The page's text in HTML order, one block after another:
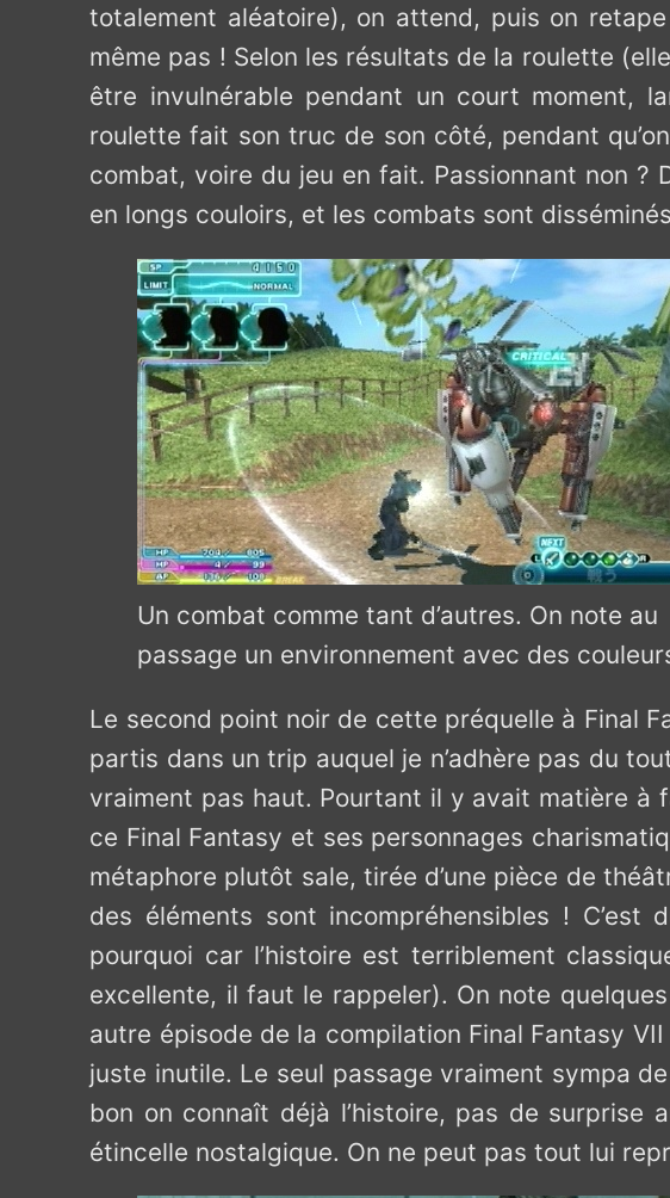
totalement aléatoire), on attend, puis on
même pas ! Selon les résultats de la roulette
être invulnérable pendant un court moment,
roulette fait son truc de son côté, pendant
combat, voire du jeu en fait. Passionnant non
en longs couloirs, et les combats sont
Un combat comme tant d’autres. On note au
passage un environnement avec des
Le second point noir de cette préquelle à Final
partis dans un trip auquel je n’adhère pas du
vraiment pas haut. Pourtant il y avait matière à
ce Final Fantasy et ses personnages
métaphore plutôt sale, tirée d’une pièce de
des éléments sont incompréhensibles !
pourquoi car l’histoire est terriblement
excellente, il faut le rappeler). On note
autre épisode de la compilation Final Fantasy
juste inutile. Le seul passage vraiment sympa
bon on connaît déjà l’histoire, pas de
étincelle nostalgique. On ne peut pas tout lui